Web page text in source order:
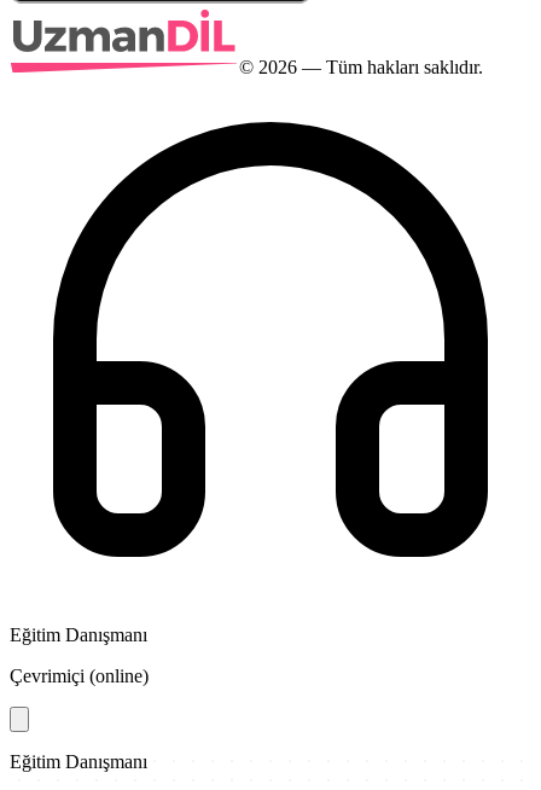
© 2026 — Tüm hakları saklıdır.
Eğitim Danışmanı
Çevrimiçi (online)
Eğitim Danışmanı